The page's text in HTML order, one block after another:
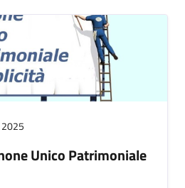
2025
Unico Patrimoniale